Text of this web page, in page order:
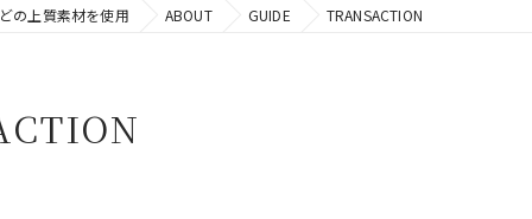
の上質素材を使用 ABOUT GUIDE TRANSACTION